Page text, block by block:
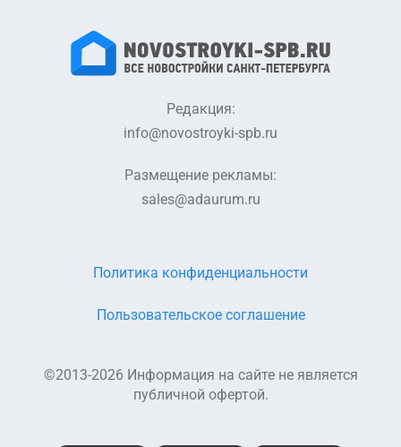
Редакция:
info@novostroyki-spb.ru
Размещение рекламы:
sales@adaurum.ru
©2013-2026 Информация на сайте не является
публичной офертой.
Пользовательское соглашение
Политика конфиденциальности